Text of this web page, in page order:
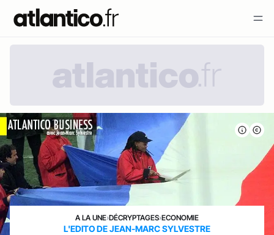
A LA UNE›DÉCRYPTAGES›ECONOMIE
L'EDITO DE JEAN-MARC SYLVESTRE